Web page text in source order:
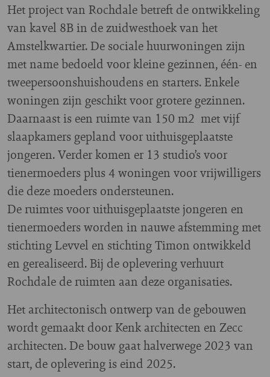
Het project van Rochdale betreft de ontwikkeling
van kavel 8B in de zuidwesthoek van het
Amstelkwartier. De sociale huurwoningen zijn
met name bedoeld voor kleine gezinnen, één- en
tweepersoonshuishoudens en starters. Enkele
woningen zijn geschikt voor grotere gezinnen.
Daarnaast is een ruimte van 150 m2 met vijf
slaapkamers gepland voor uithuisgeplaatste
jongeren. Verder komen er 13 studio’s voor
tienermoeders plus 4 woningen voor vrijwilligers
die deze moeders ondersteunen.
De ruimtes voor uithuisgeplaatste jongeren en
tienermoeders worden in nauwe afstemming met
stichting Levvel en stichting Timon ontwikkeld
en gerealiseerd. Bij de oplevering verhuurt
Rochdale de ruimten aan deze organisaties.
Het architectonisch ontwerp van de gebouwen
wordt gemaakt door Kenk architecten en Zecc
architecten. De bouw gaat halverwege 2023 van
start, de oplevering is eind 2025.